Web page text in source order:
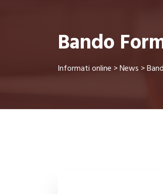
Bando
Informati online >News >